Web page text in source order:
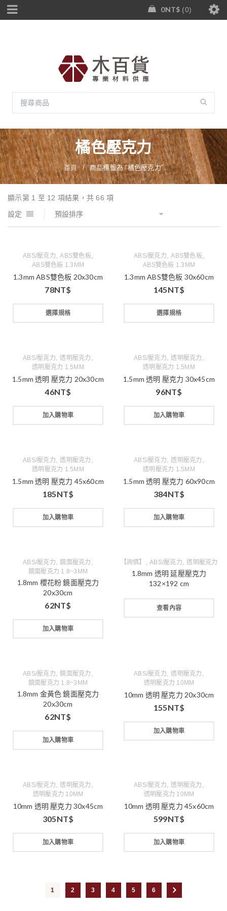
0NT$ 0
橘色壓克力
首頁 / 商品標籤為 “橘色壓克力”
顯示第 1 至 12 項結果，共 66 項
設定
預設排序
ABS/壓克力 ,ABS雙色板,
ABS雙色板 1.3MM
1.3mm ABS雙色板 20x30cm
78NT$
選擇規格
ABS/壓克力 ,ABS雙色板,
ABS雙色板 1.3MM
1.3mm ABS雙色板 30x60cm
145NT$
選擇規格
ABS/壓克力 ,透明壓克力
透明壓克力 1.5MM
1.5mm 透明 壓克力 20x30cm
46NT$
加入購物車
ABS/壓克力 ,透明壓克力
透明壓克力 1.5MM
1.5mm 透明 壓克力 30x45cm
96NT$
加入購物車
ABS/壓克力 ,透明壓克力
透明壓克力 1.5MM
1.5mm 透明 壓克力 45x60cm
185NT$
加入購物車
ABS/壓克力 ,透明壓克力
透明壓克力 1.5MM
1.5mm 透明 壓克力 60x90cm
384NT$
加入購物車
ABS/壓克力 ,鏡面壓克力
鏡面壓克力 1.8~3MM
1.8mm 櫻花粉 鏡面壓克力
20x30cm
62NT$
加入購物車
【詢價】 ABS/壓克力 ,透明壓克力
1.8mm 透明 延壓壓克力
132×192 cm
查看內容
ABS/壓克力 ,鏡面壓克力
鏡面壓克力 1.8~3MM
1.8mm 金黃色 鏡面壓克力
20x30cm
62NT$
加入購物車
ABS/壓克力 ,透明壓克力
透明壓克力 10MM
10mm 透明 壓克力 20x30cm
155NT$
加入購物車
ABS/壓克力 ,透明壓克力
透明壓克力 10MM
10mm 透明 壓克力 30x45cm
305NT$
加入購物車
ABS/壓克力 ,透明壓克力
透明壓克力 10MM
10mm 透明 壓克力 45x60cm
599NT$
加入購物車
1 2 3 4 5 6